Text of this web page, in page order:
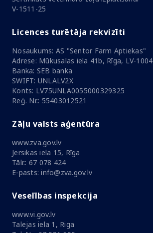
V-1511-25
Licences turētāja rekvizīti
Nosaukums: AS "Sentor Farm Aptiekas"
Adrese: Mūkusalas iela 41b, Rīga, LV-1004
Banka: SEB banka
SWIFT: UNLALV2X
Konts: LV75UNLA0055000329325
Reģ. Nr.: 55403012521
Zāļu valsts aģentūra
www.zva.gov.lv
Jersikas iela 15, Rīga
Tālr.: 67 078 424
E-pasts: info@zva.gov.lv
Veselības inspekcija
www.vi.gov.lv
Talejas iela 1, Riga